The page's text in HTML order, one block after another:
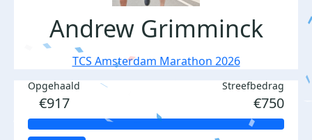
Andrew Grimminck
TCS Amsterdam Marathon 2026
Opgehaald
€917
Streefbedrag
€750